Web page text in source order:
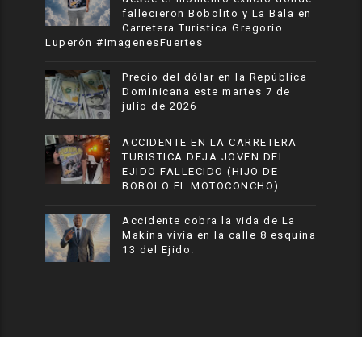
fallecieron Bobolito y La Bala en
Carretera Turistica Gregorio
Luperón #ImagenesFuertes
Precio del dólar en la República
Dominicana este martes 7 de
julio de 2026
ACCIDENTE EN LA CARRETERA
TURISTICA DEJA JOVEN DEL
EJIDO FALLECIDO (HIJO DE
BOBOLO EL MOTOCONCHO)
Accidente cobra la vida de La
Makina vivia en la calle 8 esquina
13 del Ejido.